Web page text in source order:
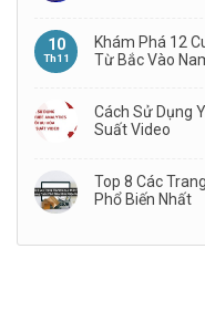
10
Th11
Khám Phá 12
Từ Bắc Vào
Cách Sử Dụng
Suất Video
Top 8 Các
Phổ Biến Nhất